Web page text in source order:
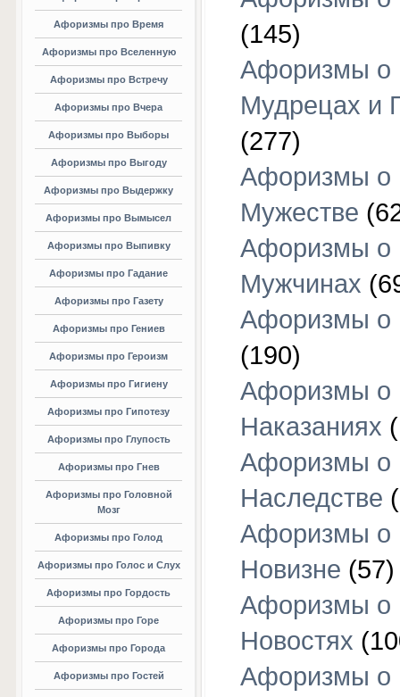
Афоризмы про Время
Афоризмы про Вселенную
Афоризмы про Встречу
Афоризмы про Вчера
Афоризмы про Выборы
Афоризмы про Выгоду
Афоризмы про Выдержку
Афоризмы про Вымысел
Афоризмы про Выпивку
Афоризмы про Гадание
Афоризмы про Газету
Афоризмы про Гениев
Афоризмы про Героизм
Афоризмы про Гигиену
Афоризмы про Гипотезу
Афоризмы про Глупость
Афоризмы про Гнев
Афоризмы про Головной
Мозг
Афоризмы про Голод
Афоризмы про Голос и Слух
Афоризмы про Гордость
Афоризмы про Горе
Афоризмы про Города
Афоризмы про Гостей
(145)
Афоризмы о
Мудрецах и
(277)
Афоризмы о
Мужестве
Афоризмы о
Мужчинах
Афоризмы о
(190)
Афоризмы о
Наказаниях
Афоризмы о
Наследстве
Афоризмы о
Новизне (57)
Афоризмы о
Новостях
Афоризмы о